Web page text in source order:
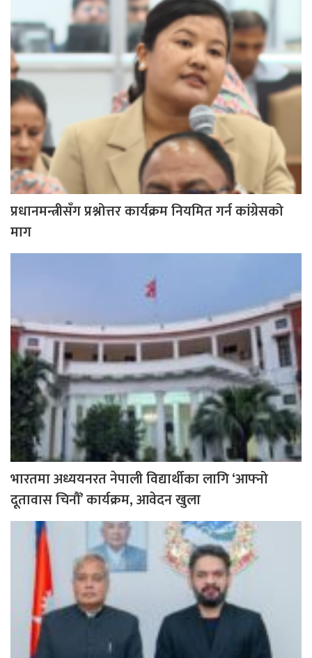
प्रधानमन्त्रीसँग प्रश्नोत्तर कार्यक्रम नियमित गर्न कांग्रेसको
माग
भारतमा अध्ययनरत नेपाली विद्यार्थीका लागि ‘आफ्नो
दूतावास चिनौँ’ कार्यक्रम, आवेदन खुला